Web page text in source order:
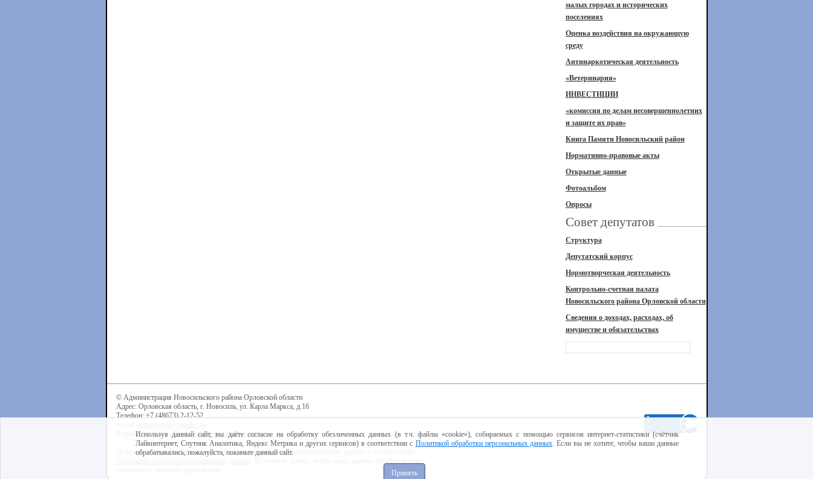
малых городах и исторических
поселениях
Оценка воздействия на окружающую
среду
Антинаркотическая деятельность
«Ветеринария»
ИНВЕСТИЦИИ
«комиссия по делам несовершеннолетних
и защите их прав»
Книга Памяти Новосильский район
Нормативно-правовые акты
Открытые данные
Фотоальбом
Опросы
Совет депутатов
Структура
Депутатский корпус
Нормотворческая деятельность
Контрольно-счетная палата
Новосильского района Орловской области
Сведения о доходах, расходах, об
имуществе и обязательствах
© Администрация Новосильского района Орловской области
Адрес: Орловская область, г. Новосиль, ул. Карла Маркса, д.16
Телефон: +7 (48673) 2-12-52
Разработка сайта -Центр интернет-образования
Используя данный сайт, вы даёте согласие на обработку пользовательских данных в соответствии с
Используя данный сайт, вы даёте согласие на обработку обезличенных данных (в т.ч. файлы «cookie»), собираемых с помощью сервисов интернет-статистики (счётчик
Лайвинтернет, Спутник Аналитика, Яндекс Метрика и других сервисов) в соответствии с Политикой обработки персональных данных. Если вы не хотите, чтобы ваши данные
обрабатывались, пожалуйста, покиньте данный сайт.
Принять